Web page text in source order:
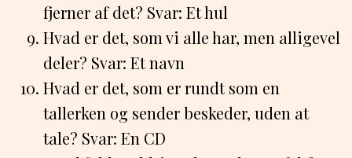
fjerner af det? Svar: Et hul
Hvad er det, som vi alle har, men alligevel
deler? Svar: Et navn
Hvad er det, som er rundt som en
tallerken og sender beskeder, uden at
tale? Svar: En CD